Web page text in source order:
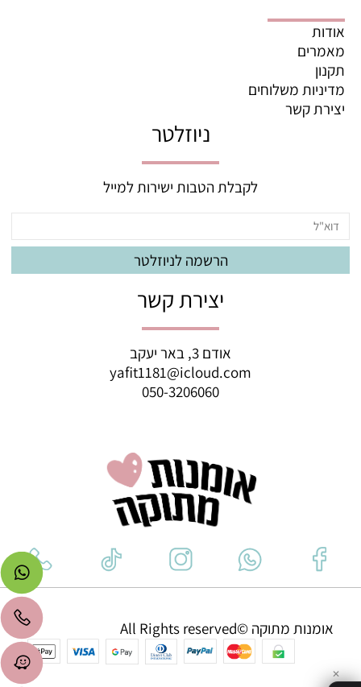
אודות
מאמרים
תקנון
מדיניות משלוחים
יצירת קשר
ניוזלטר
לקבלת הטבות ישירות למייל
יצירת קשר
אודם 3, באר יעקב
yafit1181@icloud.com
050-3206060
אומנות מתוקה ©All Rights reserved
✕